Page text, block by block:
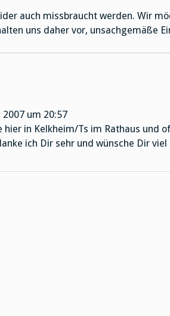
auch missbraucht werden. Wir
uns daher vor, unsachgemäße
2007 um 20:57
hier in Kelkheim/Ts im Rathaus und
ich Dir sehr und wünsche Dir viel